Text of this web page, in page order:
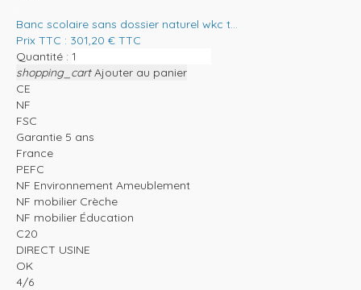
Banc scolaire sans dossier naturel wkc t...
Prix TTC : 301,20 € TTC
Quantité :
shopping_cart Ajouter au panier
CE
NF
FSC
Garantie 5 ans
France
PEFC
NF Environnement Ameublement
NF mobilier Crèche
NF mobilier Éducation
C20
DIRECT USINE
OK
4/6